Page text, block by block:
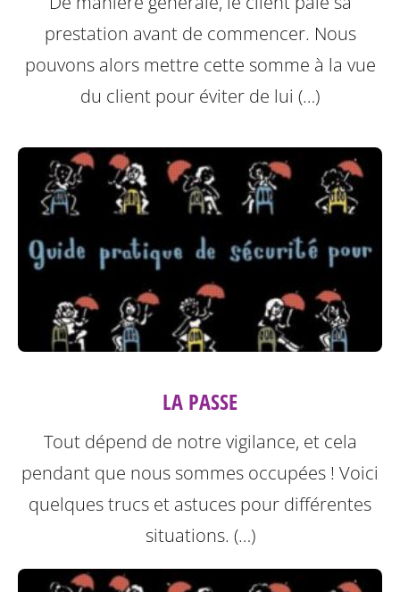
prestation avant de commencer. Nous
pouvons alors mettre cette somme à la vue
du client pour éviter de lui (…)
LA PASSE
Tout dépend de notre vigilance, et cela
pendant que nous sommes occupées ! Voici
quelques trucs et astuces pour différentes
situations. (…)